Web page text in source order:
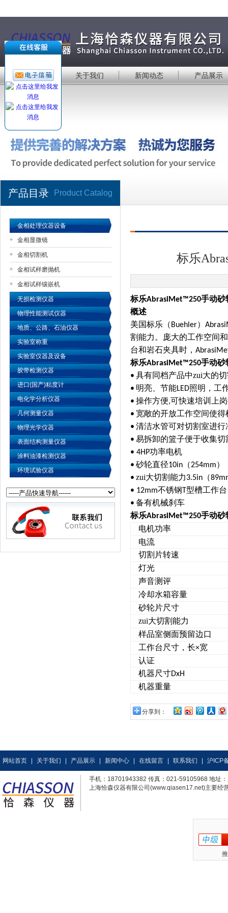
公司名称
首 页 关于我们 新闻动态 产品展示
产品目录 Product Catalog
金相处理仪器设备
金相显微镜
金相切割机
金相试样磨抛机
金相试样镶嵌机
无损检测仪器
物理性能测试仪器
地质、公路、石油仪器
实验室称重
实验室仪器及设备
胶带检测仪器
进口(国产)粘度计
电化学分析仪器
几何测量仪器
物理光学仪器
表面结构测量仪器
涂料油漆检测仪器
环境试验仪器
标乐
标乐AbrasiMet™250手动砂
概述
美国标乐（ Buehler）
割能力。庞大的工作空间
台和岩石夹具时，
标乐AbrasiMet™250手动砂
• 具有同档产品中zui大的
• 明亮、节能LED照明，工
• 操作方便,可快速培训上
• 宽敞的开放工作空间使
• 清洁水管可对切割室进行
• 易拆卸的篮子便于收集切
• 4HP功率电机
• 砂轮直径10in （254mm）
• zui大切割能力3.5in （
• 12mm不锈钢T型槽工作台
• 备有机械刹车
标乐AbrasiMet™250手动砂
电机功率
电流
切割片转速
灯光
声音测评
冷却水箱容量
砂轮片尺寸
zui大切割能力
样品室侧面预留边口
工作台尺寸，长×宽
认证
机器尺寸DxH
机器重量
分享到：
网站首页 关于我们 产品展示 新闻中心 在线留言 联系我们 沪ICP
手机：18701943382 传真：021-59105968 地址
上海恰森仪器有限公司(www.qiasen17.net)主要经